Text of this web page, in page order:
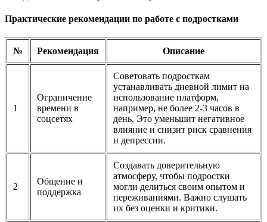
Практические рекомендации по работе с подростками
№ Рекомендация Описание
1
Ограничение
времени в
соцсетях
Советовать подросткам
устанавливать дневной лимит на
использование платформ,
например, не более 2-3 часов в
день. Это уменьшит негативное
влияние и снизит риск сравнения
и депрессии.
2
Общение и
поддержка
Создавать доверительную
атмосферу, чтобы подростки
могли делиться своим опытом и
переживаниями. Важно слушать
их без оценки и критики.